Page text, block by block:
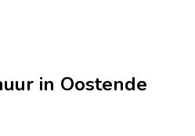
in Oostende